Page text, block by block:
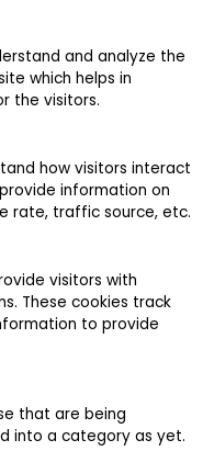
and analyze the
which helps in
the visitors.
how visitors interact
information on
rate, traffic source, etc.
visitors with
These cookies track
to provide
that are being
into a category as yet.